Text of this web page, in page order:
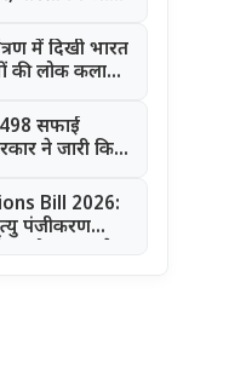
में दिखी भारत
की लोक कला
सफाई
ने जारी किए
Bill 2026:
पंजीकरण